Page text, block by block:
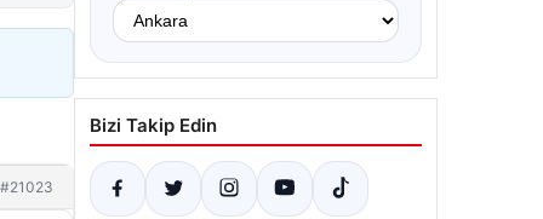
#21023
Bizi Takip Edin